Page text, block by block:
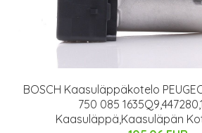
BOSCH Kaasuläppäkotelo
750 085
Kaasuläppä,Kaasuläpän